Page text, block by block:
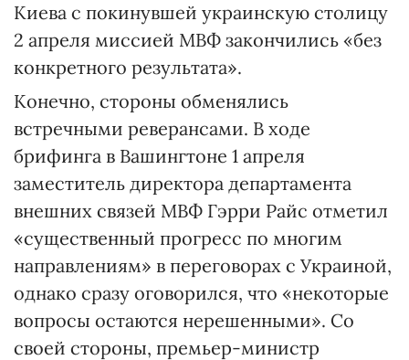
Киева с покинувшей украинскую столицу
2 апреля миссией МВФ закончились «без
конкретного результата».
Конечно, стороны обменялись
встречными реверансами. В ходе
брифинга в Вашингтоне 1 апреля
заместитель директора департамента
внешних связей МВФ Гэрри Райс отметил
«существенный прогресс по многим
направлениям» в переговорах с Украиной,
однако сразу оговорился, что «некоторые
вопросы остаются нерешенными». Со
своей стороны, премьер-министр